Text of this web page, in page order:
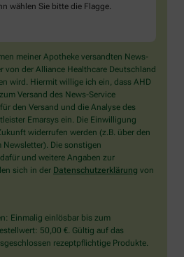
wählen Sie bitte die Flagge.
meiner Apotheke versandten News-
von der Alliance Healthcare Deutschland
wird. Hiermit willige ich ein, dass AHD
Versand des News-Service
den Versand und die Analyse des
Emarsys ein. Die Einwilligung
widerrufen werden (z.B. über den
Newsletter). Die sonstigen
und weitere Angaben zur
sich in der Datenschutzerklärung von
Einmalig einlösbar bis zum
50,00 €. Gültig auf das
rezeptpflichtige Produkte.